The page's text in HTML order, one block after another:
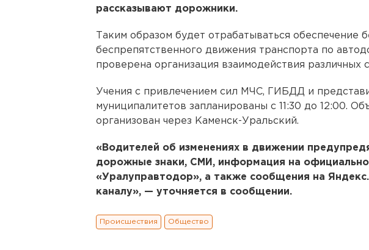
рассказывают дорожники.
Таким образом будет отрабатываться обеспечение
беспрепятственного движения транспорта по
проверена организация взаимодействия различных
Учения с привлечением сил МЧС, ГИБДД и
муниципалитетов запланированы с 11:30 до 12:00.
организован через Каменск-Уральский.
«Водителей об изменениях в движении
дорожные знаки, СМИ, информация на
«Уралуправтодор», а также сообщения на
каналу», — уточняется в сообщении.
Происшествия Общество